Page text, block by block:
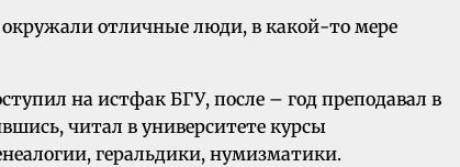
отличные люди, в какой-то мере
на истфак БГУ, после – год преподавал в
читал в университете курсы
геральдики, нумизматики.